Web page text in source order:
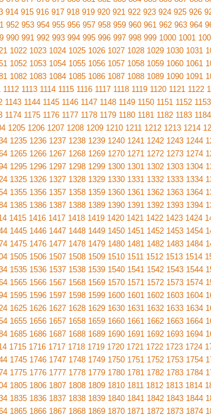
914 915 916 917 918 919 920 921 922 923 924 925 926
952 953 954 955 956 957 958 959 960 961 962 963 964
990 991 992 993 994 995 996 997 998 999 1000 1001
1022 1023 1024 1025 1026 1027 1028 1029 1030 1031
1052 1053 1054 1055 1056 1057 1058 1059 1060 1061
1082 1083 1084 1085 1086 1087 1088 1089 1090 1091
1112 1113 1114 1115 1116 1117 1118 1119 1120 1121 1122
1143 1144 1145 1146 1147 1148 1149 1150 1151 1152 1153
1174 1175 1176 1177 1178 1179 1180 1181 1182 1183 1184
1205 1206 1207 1208 1209 1210 1211 1212 1213 1214
1235 1236 1237 1238 1239 1240 1241 1242 1243 1244
1265 1266 1267 1268 1269 1270 1271 1272 1273 1274
1295 1296 1297 1298 1299 1300 1301 1302 1303 1304
1325 1326 1327 1328 1329 1330 1331 1332 1333 1334
1355 1356 1357 1358 1359 1360 1361 1362 1363 1364
1385 1386 1387 1388 1389 1390 1391 1392 1393 1394
1415 1416 1417 1418 1419 1420 1421 1422 1423 1424
1445 1446 1447 1448 1449 1450 1451 1452 1453 1454
1475 1476 1477 1478 1479 1480 1481 1482 1483 1484
1505 1506 1507 1508 1509 1510 1511 1512 1513 1514
1535 1536 1537 1538 1539 1540 1541 1542 1543 1544
1565 1566 1567 1568 1569 1570 1571 1572 1573 1574
1595 1596 1597 1598 1599 1600 1601 1602 1603 1604
1625 1626 1627 1628 1629 1630 1631 1632 1633 1634
1655 1656 1657 1658 1659 1660 1661 1662 1663 1664
1685 1686 1687 1688 1689 1690 1691 1692 1693 1694
1715 1716 1717 1718 1719 1720 1721 1722 1723 1724
1745 1746 1747 1748 1749 1750 1751 1752 1753 1754
1775 1776 1777 1778 1779 1780 1781 1782 1783 1784
1805 1806 1807 1808 1809 1810 1811 1812 1813 1814
1835 1836 1837 1838 1839 1840 1841 1842 1843 1844
1865 1866 1867 1868 1869 1870 1871 1872 1873 1874